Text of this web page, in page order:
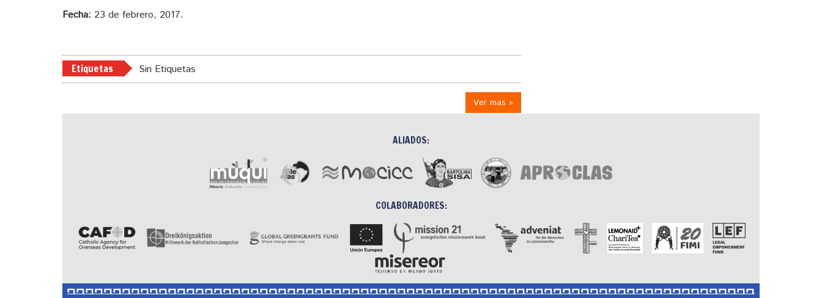
Fecha: 23 de febrero, 2017.
Etiquetas Sin Etiquetas
Ver mas »
ALIADOS:
COLABORADORES: